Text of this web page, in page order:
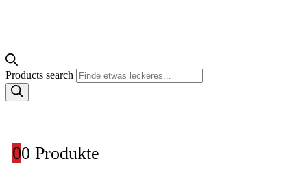
Products search
00 Produkte